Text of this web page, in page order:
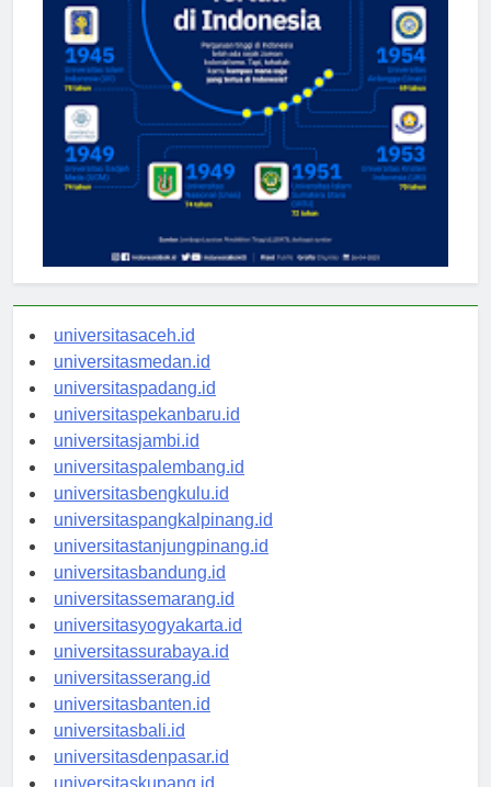
universitasaceh.id
universitasmedan.id
universitaspadang.id
universitaspekanbaru.id
universitasjambi.id
universitaspalembang.id
universitasbengkulu.id
universitaspangkalpinang.id
universitastanjungpinang.id
universitasbandung.id
universitassemarang.id
universitasyogyakarta.id
universitassurabaya.id
universitasserang.id
universitasbanten.id
universitasbali.id
universitasdenpasar.id